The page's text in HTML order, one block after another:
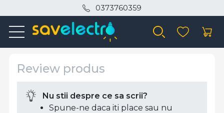
0373760359
Review produs
Nu stii despre ce sa scrii?
Spune-ne daca iti place sau nu